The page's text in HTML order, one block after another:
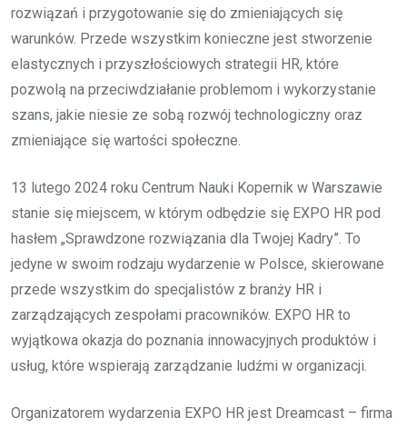
rozwiązań i przygotowanie się do zmieniających się
warunków. Przede wszystkim konieczne jest stworzenie
elastycznych i przyszłościowych strategii HR, które
pozwolą na przeciwdziałanie problemom i wykorzystanie
szans, jakie niesie ze sobą rozwój technologiczny oraz
zmieniające się wartości społeczne.
13 lutego 2024 roku Centrum Nauki Kopernik w Warszawie
stanie się miejscem, w którym odbędzie się EXPO HR pod
hasłem „Sprawdzone rozwiązania dla Twojej Kadry”. To
jedyne w swoim rodzaju wydarzenie w Polsce, skierowane
przede wszystkim do specjalistów z branży HR i
zarządzających zespołami pracowników. EXPO HR to
wyjątkowa okazja do poznania innowacyjnych produktów i
usług, które wspierają zarządzanie ludźmi w organizacji.
Organizatorem wydarzenia EXPO HR jest Dreamcast – firma